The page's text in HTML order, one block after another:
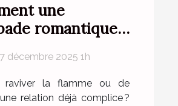
une
romantique
décembre 2025 1h
raviver la flamme ou de
relation déjà complice ?